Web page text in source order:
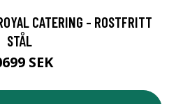
CATERING - ROSTFRITT
STÅL
SEK